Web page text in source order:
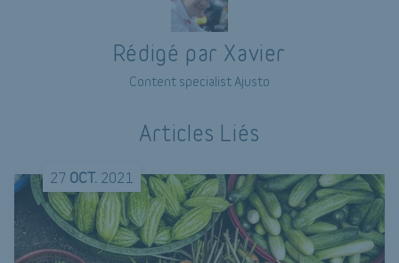
Rédigé par Xavier
Content specialist Ajusto
Articles Liés
27 OCT. 2021